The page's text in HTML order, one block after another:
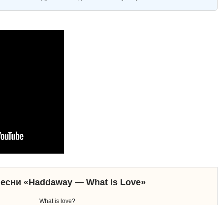
«Haddaway — What Is Love»
What is love?